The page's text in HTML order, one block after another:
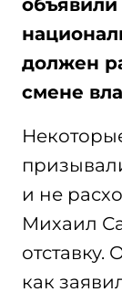
объявили
должен
смене
и не
Михаил
как